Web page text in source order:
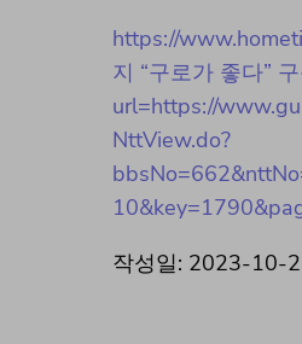
https://
지 “구로가 좋다”
url=https://
NttView.do?
작성일: 2023-10-